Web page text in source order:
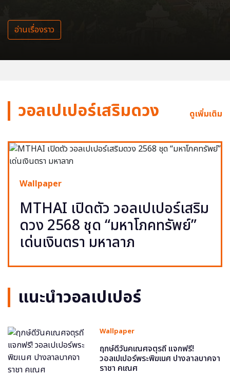
อ่านเรื่องราว
วอลเปเปอร์เสริมดวง ดูเพิ่มเติม
Wallpaper
MTHAI เปิดตัว วอลเปเปอร์เสริม
ดวง 2568 ชุด “มหาโภคทรัพย์”
เด่นเงินตรา มหาลาภ
แนะนำวอลเปเปอร์
Wallpaper
ฤกษ์ดีวันคเณศจตุรถี แจกฟรี!
วอลเปเปอร์พระพิฆเนศ ปางลาลบาคจา
ราชา คเณศ